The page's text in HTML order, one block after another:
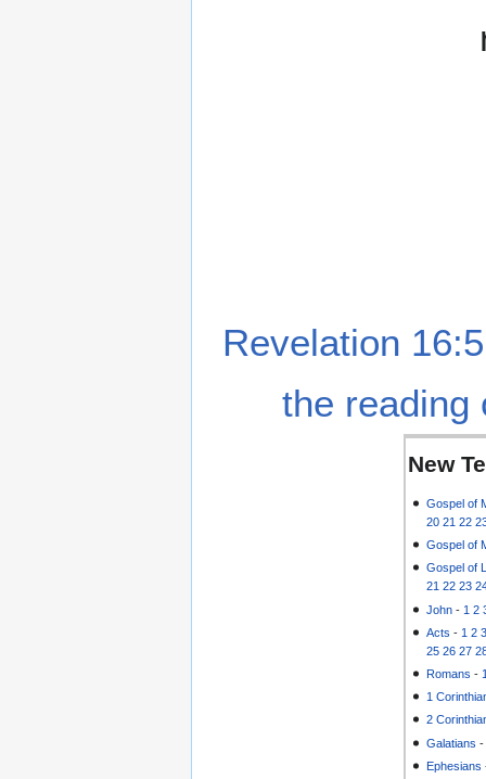
Revelation
the reading
New
Gospel of
20 21 22
Gospel of
Gospel of
21 22 23
John - 1 2
Acts - 1 2
25 26 27
Romans -
1
2
Galatians
Ephesians